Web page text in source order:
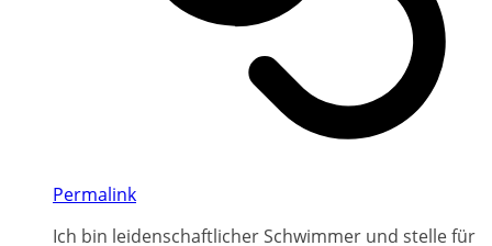
Permalink
Ich bin leidenschaftlicher Schwimmer und stelle für